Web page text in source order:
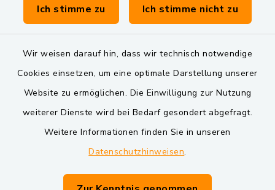
Ich stimme zu Ich stimme nicht zu
Wir weisen darauf hin, dass wir technisch notwendige
Cookies einsetzen, um eine optimale Darstellung unserer
Website zu ermöglichen. Die Einwilligung zur Nutzung
weiterer Dienste wird bei Bedarf gesondert abgefragt.
Weitere Informationen finden Sie in unseren
Datenschutzhinweisen.
Verwaltungsgemeinschaft Schwarzenfeld
Barrierefreiheit